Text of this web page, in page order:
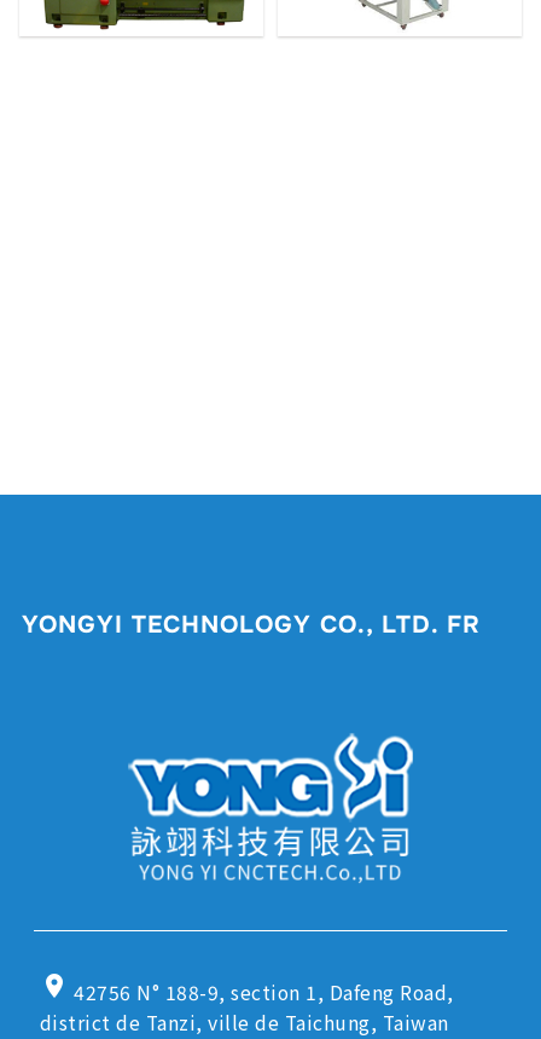
YONGYI TECHNOLOGY CO., LTD. FR
location_on 42756 N° 188-9, section 1, Dafeng Road,
district de Tanzi, ville de Taichung, Taiwan